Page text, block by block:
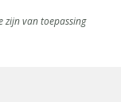
zijn van toepassing